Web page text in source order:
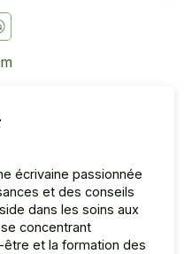
écrivaine passionnée
et des conseils
dans les soins aux
concentrant
et la formation des